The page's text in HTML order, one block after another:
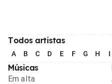
Todos artistas
A B C D E F G H I
Músicas
Em alta